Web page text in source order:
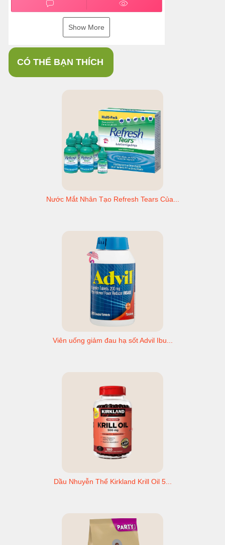
Show More
CÓ THỂ BẠN THÍCH
Nước Mắt Nhân Tạo Refresh Tears Của...
Viên uống giảm đau hạ sốt Advil Ibu...
Dầu Nhuyễn Thể Kirkland Krill Oil 5...